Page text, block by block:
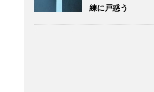
練に戸惑う